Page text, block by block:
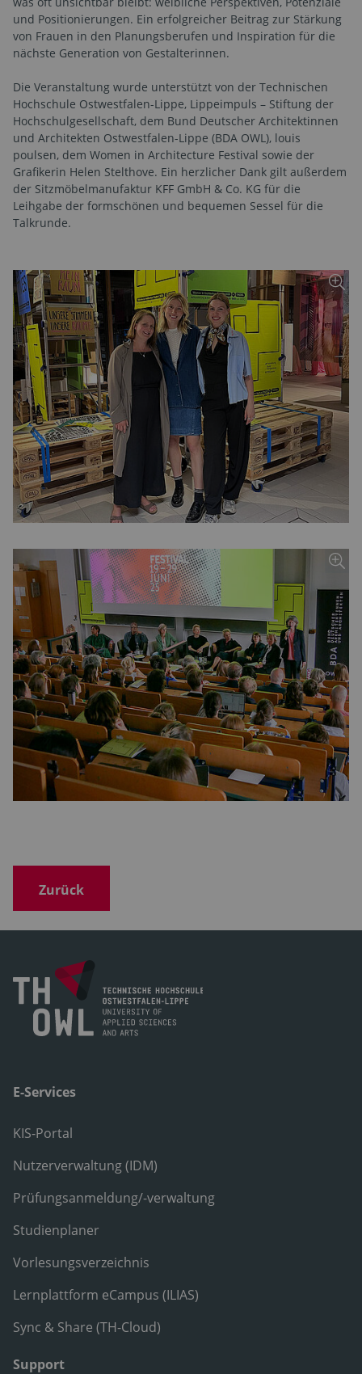
und Positionierungen. Ein erfolgreicher Beitrag zur Stärkung
von Frauen in den Planungsberufen und Inspiration für die
nächste Generation von Gestalterinnen.
Die Veranstaltung wurde unterstützt von der Technischen
Hochschule Ostwestfalen-Lippe, Lippeimpuls – Stiftung der
Hochschulgesellschaft, dem Bund Deutscher Architektinnen
und Architekten Ostwestfalen-Lippe (BDA OWL), louis
poulsen, dem Women in Architecture Festival sowie der
Grafikerin Helen Stelthove. Ein herzlicher Dank gilt außerdem
der Sitzmöbelmanufaktur KFF GmbH & Co. KG für die
Leihgabe der formschönen und bequemen Sessel für die
Talkrunde.
Zurück
E-Services
KIS-Portal
Nutzerverwaltung (IDM)
Prüfungsanmeldung/-verwaltung
Studienplaner
Vorlesungsverzeichnis
Lernplattform eCampus (ILIAS)
Sync & Share (TH-Cloud)
Support